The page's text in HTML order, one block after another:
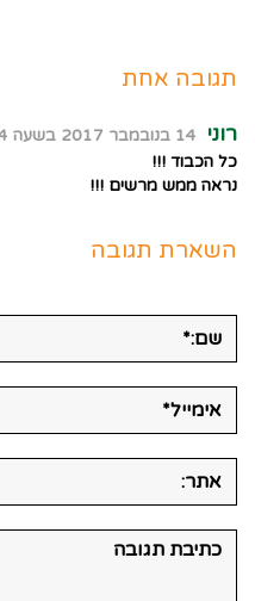
תגובה אחת
רוני 14 בנובמבר 2017 בשעה 16:24
כל הכבוד !!!
נראה ממש מרשים !!!
השארת תגובה
שם:*
אימייל*
אתר:
תגובה: